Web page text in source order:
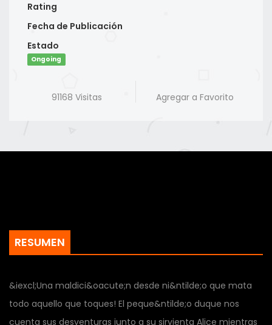
Rating
Fecha de Publicación
Estado
Ongoing
91168 Visitas Agregar a Favorito
RESUMEN
&iexcl;Una maldici&oacute;n desde ni&ntilde;o que mata
todo aquello que toques! El peque&ntilde;o duque nos
cuenta sus desventuras junto a su sirvienta Alice mientras